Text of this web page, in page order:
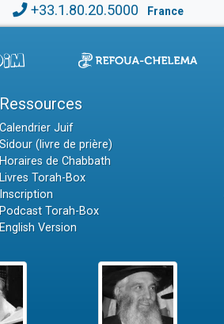
+33.1.80.20.5000 France
Ressources
Calendrier Juif
Sidour (livre de prière)
Horaires de Chabbath
Livres Torah-Box
Inscription
Podcast Torah-Box
English Version